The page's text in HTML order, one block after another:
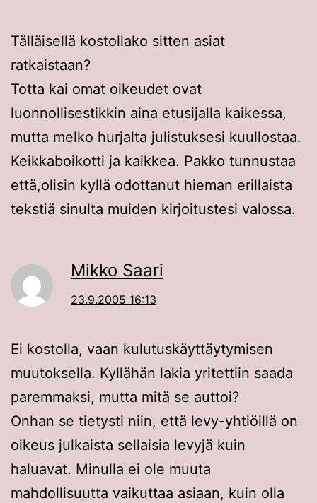
Tälläisellä kostollako sitten asiat
ratkaistaan?
Totta kai omat oikeudet ovat
luonnollisestikkin aina etusijalla kaikessa,
mutta melko hurjalta julistuksesi kuullostaa.
Keikkaboikotti ja kaikkea. Pakko tunnustaa
että,olisin kyllä odottanut hieman erillaista
tekstiä sinulta muiden kirjoitustesi valossa.
Mikko Saari
23.9.2005 16:13
Ei kostolla, vaan kulutuskäyttäytymisen
muutoksella. Kyllähän lakia yritettiin saada
paremmaksi, mutta mitä se auttoi?
Onhan se tietysti niin, että levy-yhtiöillä on
oikeus julkaista sellaisia levyjä kuin
haluavat. Minulla ei ole muuta
mahdollisuutta vaikuttaa asiaan, kuin olla